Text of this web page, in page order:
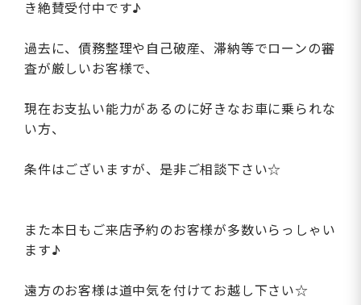
き絶賛受付中です♪
過去に、債務整理や自己破産、滞納等でローンの審
査が厳しいお客様で、
現在お支払い能力があるのに好きなお車に乗られな
い方、
条件はございますが、是非ご相談下さい☆
また本日もご来店予約のお客様が多数いらっしゃい
ます♪
遠方のお客様は道中気を付けてお越し下さい☆